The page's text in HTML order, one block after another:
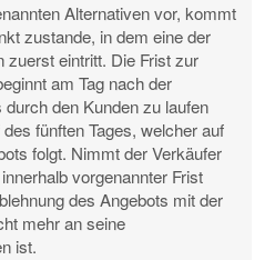
Alternativen vor, kommt
zustande, in dem eine der
zuerst eintritt. Die Frist zur
am Tag nach der
den Kunden zu laufen
fünften Tages, welcher auf
folgt. Nimmt der Verkäufer
vorgenannter Frist
des Angebots mit der
mehr an seine
ist.